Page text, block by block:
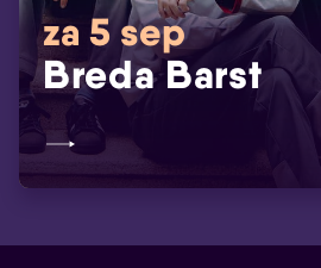
za 5 sep
Breda Barst